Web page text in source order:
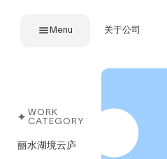
Menu 关于公司
WORK
CATEGORY
丽水湖境云庐